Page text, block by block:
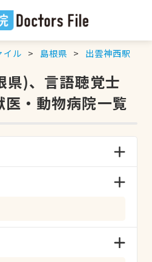
イル 島根県 出雲神西駅
県)、言語聴覚士
医・動物病院一覧